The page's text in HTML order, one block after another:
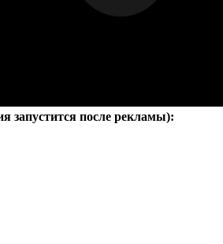
запустится после рекламы):